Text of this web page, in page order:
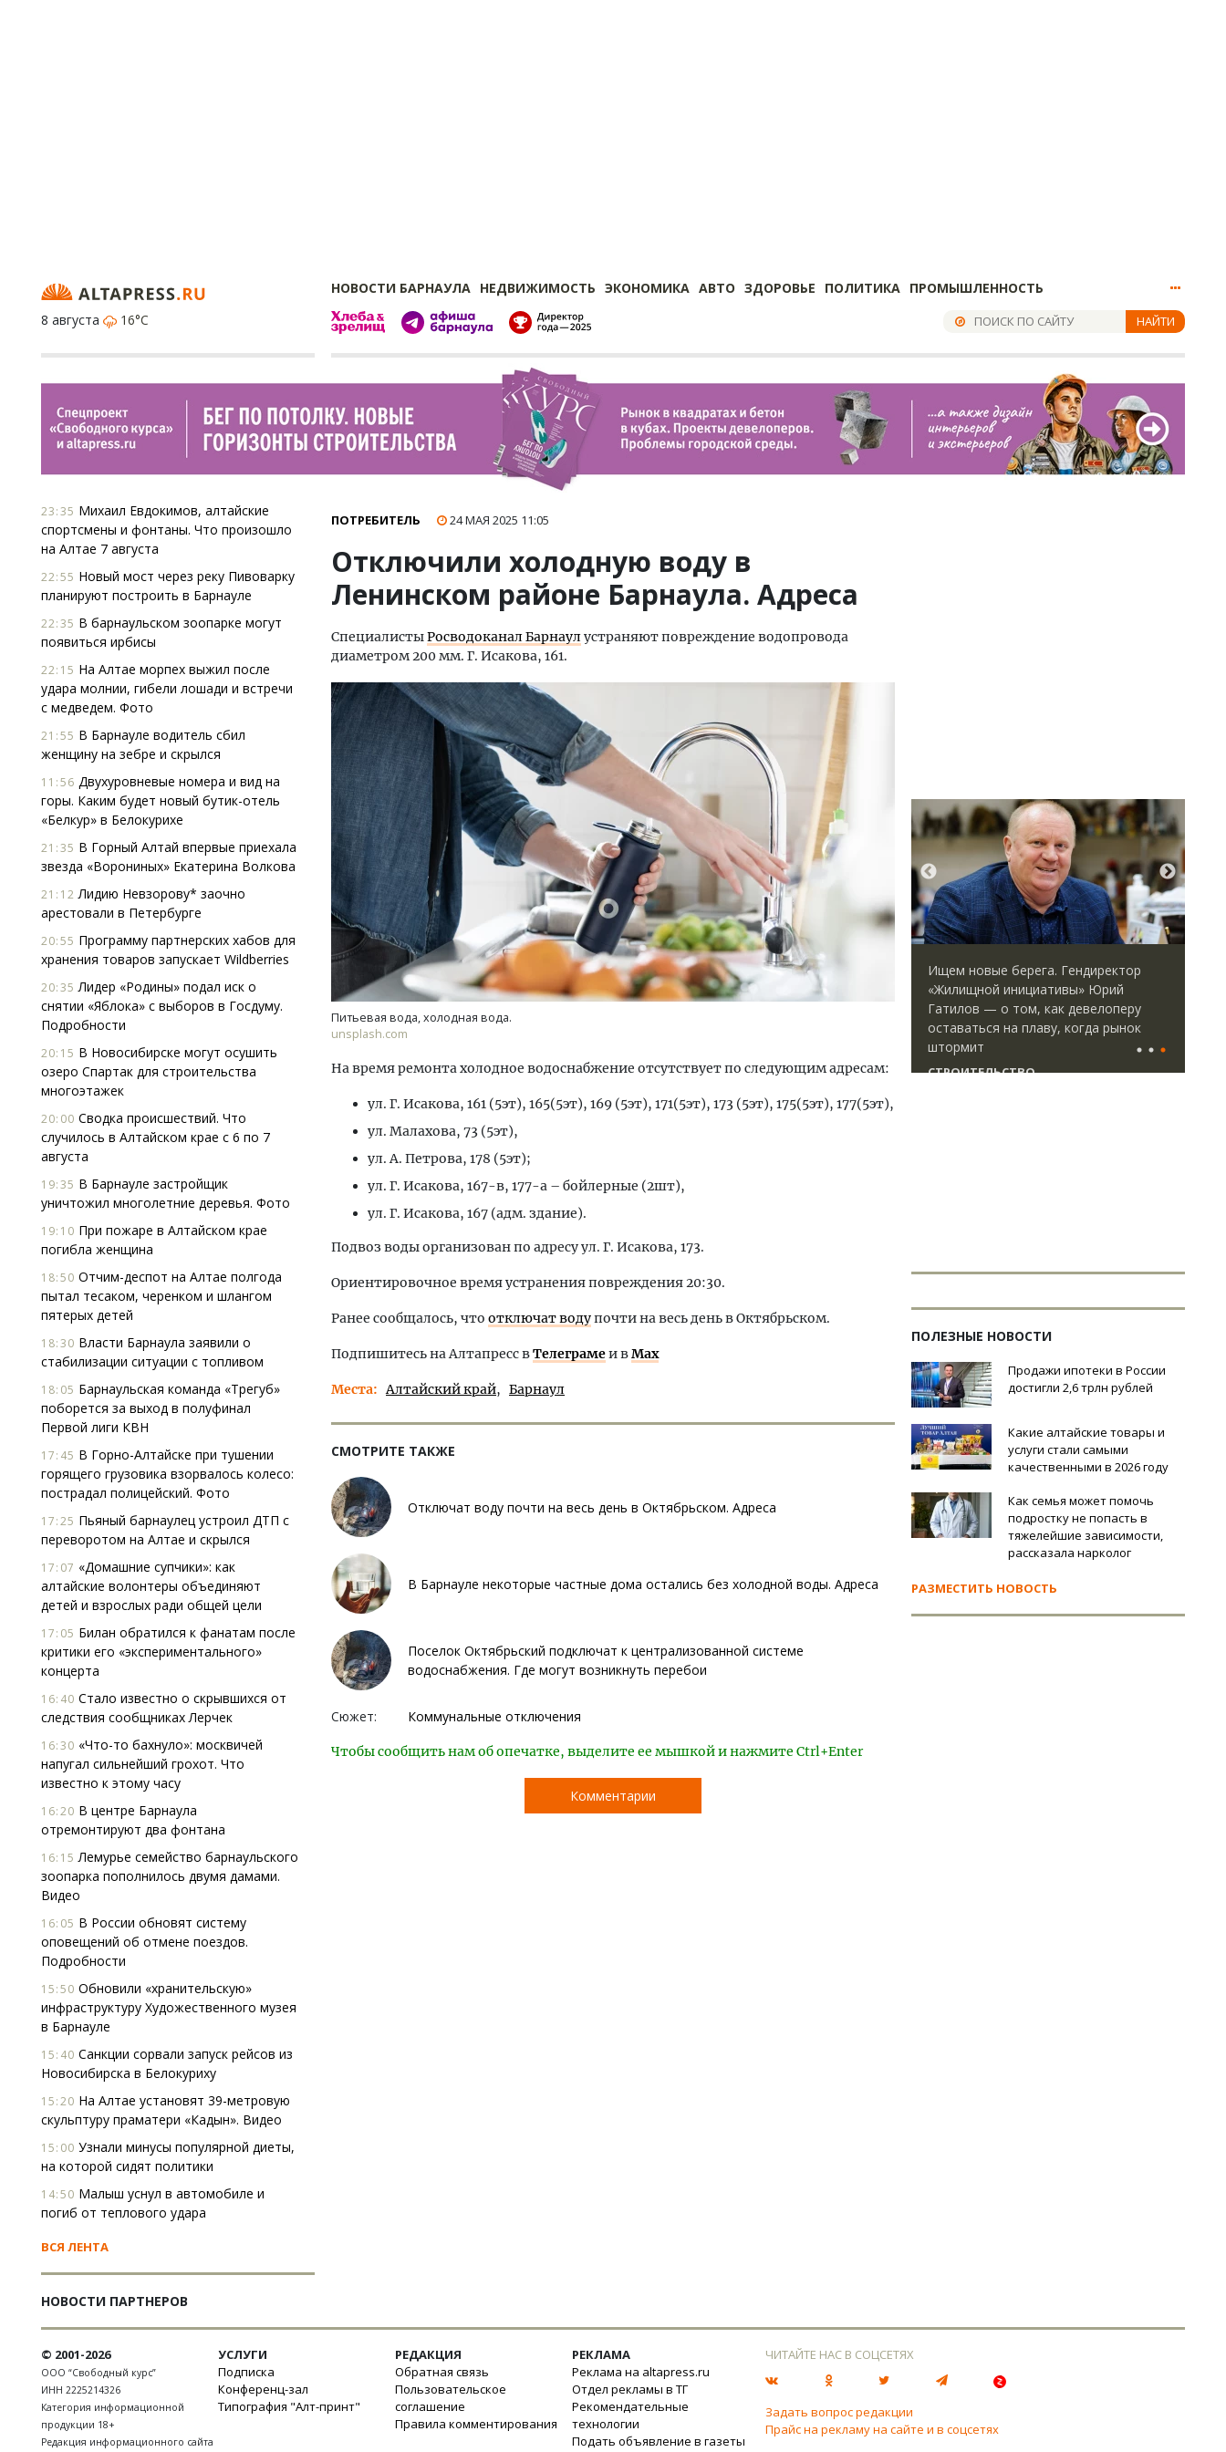
НОВОСТИ БАРНАУЛА НЕДВИЖИМОСТЬ ЭКОНОМИКА АВТО ЗДОРОВЬЕ ПОЛИТИКА ПРОМЫШЛЕННОСТЬ
8 августа
16°C НАЙТИ
23:35 Михаил Евдокимов, алтайские
спортсмены и фонтаны. Что произошло
на Алтае 7 августа
22:55 Новый мост через реку Пивоварку
планируют построить в Барнауле
22:35 В барнаульском зоопарке могут
появиться ирбисы
22:15 На Алтае морпех выжил после
удара молнии, гибели лошади и встречи
с медведем. Фото
21:55 В Барнауле водитель сбил
женщину на зебре и скрылся
11:56 Двухуровневые номера и вид на
горы. Каким будет новый бутик-отель
«Белкур» в Белокурихе
21:35 В Горный Алтай впервые приехала
звезда «Ворониных» Екатерина Волкова
21:12 Лидию Невзорову* заочно
арестовали в Петербурге
20:55 Программу партнерских хабов для
хранения товаров запускает Wildberries
20:35 Лидер «Родины» подал иск о
снятии «Яблока» с выборов в Госдуму.
Подробности
20:15 В Новосибирске могут осушить
озеро Спартак для строительства
многоэтажек
20:00 Сводка происшествий. Что
случилось в Алтайском крае с 6 по 7
августа
19:35 В Барнауле застройщик
уничтожил многолетние деревья. Фото
19:10 При пожаре в Алтайском крае
погибла женщина
18:50 Отчим-деспот на Алтае полгода
пытал тесаком, черенком и шлангом
пятерых детей
18:30 Власти Барнаула заявили о
стабилизации ситуации с топливом
18:05 Барнаульская команда «Трегуб»
поборется за выход в полуфинал
Первой лиги КВН
17:45 В Горно-Алтайске при тушении
горящего грузовика взорвалось колесо:
пострадал полицейский. Фото
17:25 Пьяный барнаулец устроил ДТП с
переворотом на Алтае и скрылся
17:07 «Домашние супчики»: как
алтайские волонтеры объединяют
детей и взрослых ради общей цели
17:05 Билан обратился к фанатам после
критики его «экспериментального»
концерта
16:40 Стало известно о скрывшихся от
следствия сообщниках Лерчек
16:30 «Что-то бахнуло»: москвичей
напугал сильнейший грохот. Что
известно к этому часу
16:20 В центре Барнаула
отремонтируют два фонтана
16:15 Лемурье семейство барнаульского
зоопарка пополнилось двумя дамами.
Видео
16:05 В России обновят систему
оповещений об отмене поездов.
Подробности
15:50 Обновили «хранительскую»
инфраструктуру Художественного музея
в Барнауле
15:40 Санкции сорвали запуск рейсов из
Новосибирска в Белокуриху
15:20 На Алтае установят 39-метровую
скульптуру праматери «Кадын». Видео
15:00 Узнали минусы популярной диеты,
на которой сидят политики
14:50 Малыш уснул в автомобиле и
погиб от теплового удара
ВСЯ ЛЕНТА
НОВОСТИ ПАРТНЕРОВ
ПОТРЕБИТЕЛЬ 24 МАЯ 2025 11:05
Отключили холодную воду в
Ленинском районе Барнаула. Адреса
СпециалистыРосводоканал Барнаулустраняют повреждение водопровода
диаметром 200 мм. Г. Исакова, 161.
Питьевая вода, холодная вода.
unsplash.com
На время ремонта холодное водоснабжение отсутствует по следующим адресам:
ул. Г. Исакова, 161 (5эт), 165(5эт), 169 (5эт), 171(5эт), 173 (5эт), 175(5эт), 177(5эт),
ул. Малахова, 73 (5эт),
ул. А. Петрова, 178 (5эт);
ул. Г. Исакова, 167-в, 177-а – бойлерные (2шт),
ул. Г. Исакова, 167 (адм. здание).
Подвоз воды организован по адресу ул. Г. Исакова, 173.
Ориентировочное время устранения повреждения 20:30.
Ранее сообщалось, что отключат водупочти на весь день в Октябрьском.
Подпишитесь на Алтапресс вТелеграмеи вMax
Места Алтайский край Барнаул
СМОТРИТЕ ТАКЖЕ
Отключат воду почти на весь день в Октябрьском. Адреса
В Барнауле некоторые частные дома остались без холодной воды. Адреса
Поселок Октябрьский подключат к централизованной системе
водоснабжения. Где могут возникнуть перебои
Сюжет: Коммунальные отключения
Чтобы сообщить нам об опечатке, выделите ее мышкой и нажмите Ctrl+Enter
Комментарии
Ищем новые берега. Гендиректор
«Жилищной инициативы» Юрий
Гатилов — о том, как девелоперу
оставаться на плаву, когда рынок
штормит
СТРОИТЕЛЬСТВО
Архитектурный код начинается с
земли. Мощение крупноформатными
стандартом благоустройства
Смелость архитектурных идей.
Генеральный директор компании
Ищем новые берега. Гендиректор
«Жилищной инициативы» Юрий
Гатилов — о том, как девелоперу
оставаться на плаву, когда рынок
штормит
СТРОИТЕЛЬСТВО
ПОЛЕЗНЫЕ НОВОСТИ
Продажи ипотеки в России
достигли 2,6 трлн рублей
Какие алтайские товары и
услуги стали самыми
качественными в 2026 году
Как семья может помочь
подростку не попасть в
тяжелейшие зависимости,
рассказала нарколог
РАЗМЕСТИТЬ НОВОСТЬ
© 2001-2026
ООО “Свободный курс”
ИНН 2225214326
Категория информационной
продукции 18+
Редакция информационного сайта
УСЛУГИ
Подписка
Конференц-зал
Типография "Алт-принт"
РЕДАКЦИЯ
Обратная связь
Пользовательское
соглашение
Правила комментирования
РЕКЛАМА
Реклама на altapress.ru
Отдел рекламы в ТГ
Рекомендательные
технологии
Подать объявление в газеты
ЧИТАЙТЕ НАС В СОЦСЕТЯХ
Задать вопрос редакции
Прайс на рекламу на сайте и в соцсетях